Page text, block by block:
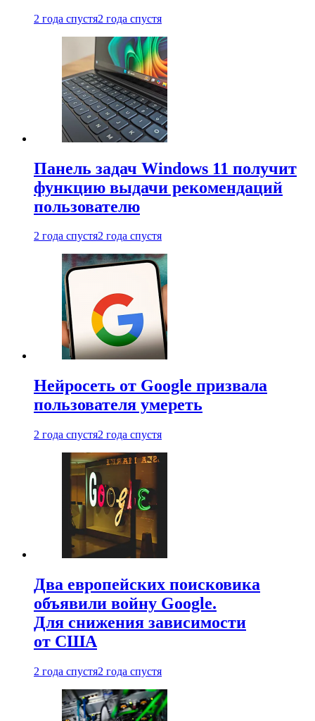
2 года спустя2 года спустя
Панель задач Windows 11 получит
функцию выдачи рекомендаций
пользователю
2 года спустя2 года спустя
Нейросеть от Google призвала
пользователя умереть
2 года спустя2 года спустя
Два европейских поисковика
объявили войну Google.
Для снижения зависимости
от США
2 года спустя2 года спустя